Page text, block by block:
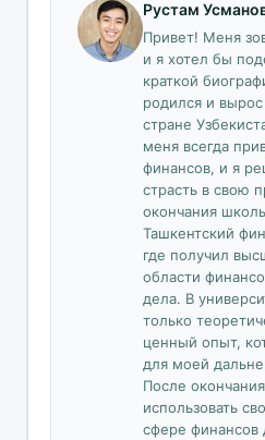
Рустам
Привет! Меня
и я хотел бы
краткой
родился и
стране
меня всегда
финансов, и я
страсть в свою
окончания
Ташкентский
где получил
области
дела. В
только
ценный опыт,
для моей
После
использовать
сфере финансов